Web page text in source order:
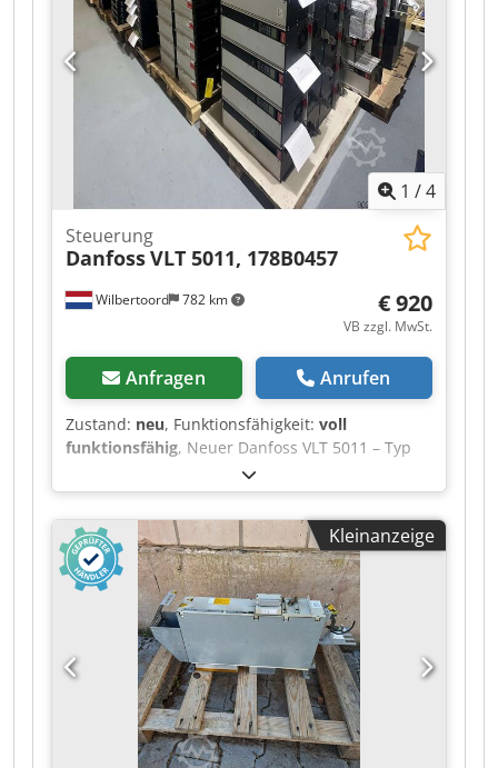
1 /4
Wilbertoord 782 km
Steuerung
DanfossVLT 5011, 178B0457
€ 920
VB zzgl. MwSt.
Anfragen Anrufen
Zustand: neu, Funktionsfähigkeit: voll
funktionsfähig, Neuer Danfoss VLT 5011 – Typ
VLT 178B0457 1 Stück auf Lager Dodpfxsztb Iae
Afrekr Wir haben eine große Auswahl an
Danfoss-Frequenzumrichtern verfügbar,
darunter auch dieses Modell: VLT 5011
178B0457. Zu dieser Anzeige haben wir eine
Übersicht mit Fotos hinzugefügt. Darüber hinaus
ist es auch möglich, zusätzliche Fotos eines
bestimmten Bauteils anzufordern. Senden Sie
uns dazu einfach eine Nachricht. Zusätzlich
wurde eine PDF-Datei mit einer Übersicht aller
Danfoss-Bauteile, die wir derzeit auf Lager
haben, beigefügt. Haben Sie Fragen oder suchen
Sie ein bestimmtes Danfoss-Bauteil? Dann
Kleinanzeige